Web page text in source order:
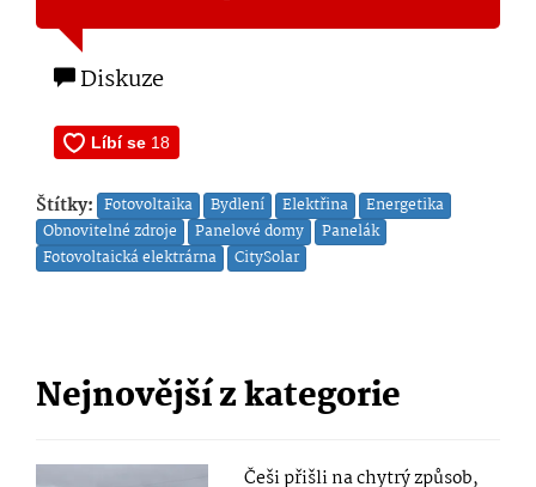
Diskuze
Štítky: Fotovoltaika Bydlení Elektřina
Energetika
Obnovitelné zdroje
Panelové domy
Panelák
Fotovoltaická elektrárna
CitySolar
Nejnovější z kategorie
Češi přišli na chytrý způsob,